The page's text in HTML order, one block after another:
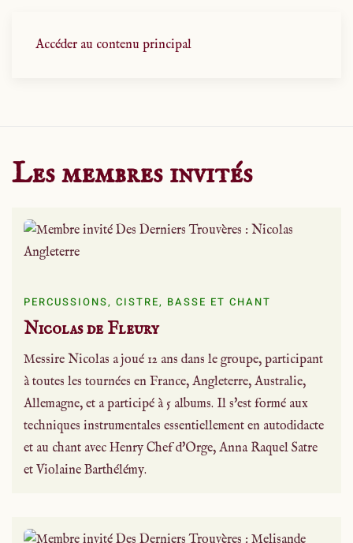
Accéder au contenu principal
Les membres invités
PERCUSSIONS, CISTRE, BASSE ET CHANT
Nicolas de Fleury
Messire Nicolas a joué 12 ans dans le groupe, participant
à toutes les tournées en France, Angleterre, Australie,
Allemagne, et a participé à 5 albums. Il s'est formé aux
techniques instrumentales essentiellement en autodidacte
et au chant avec Henry Chef d'Orge, Anna Raquel Satre
et Violaine Barthélémy.